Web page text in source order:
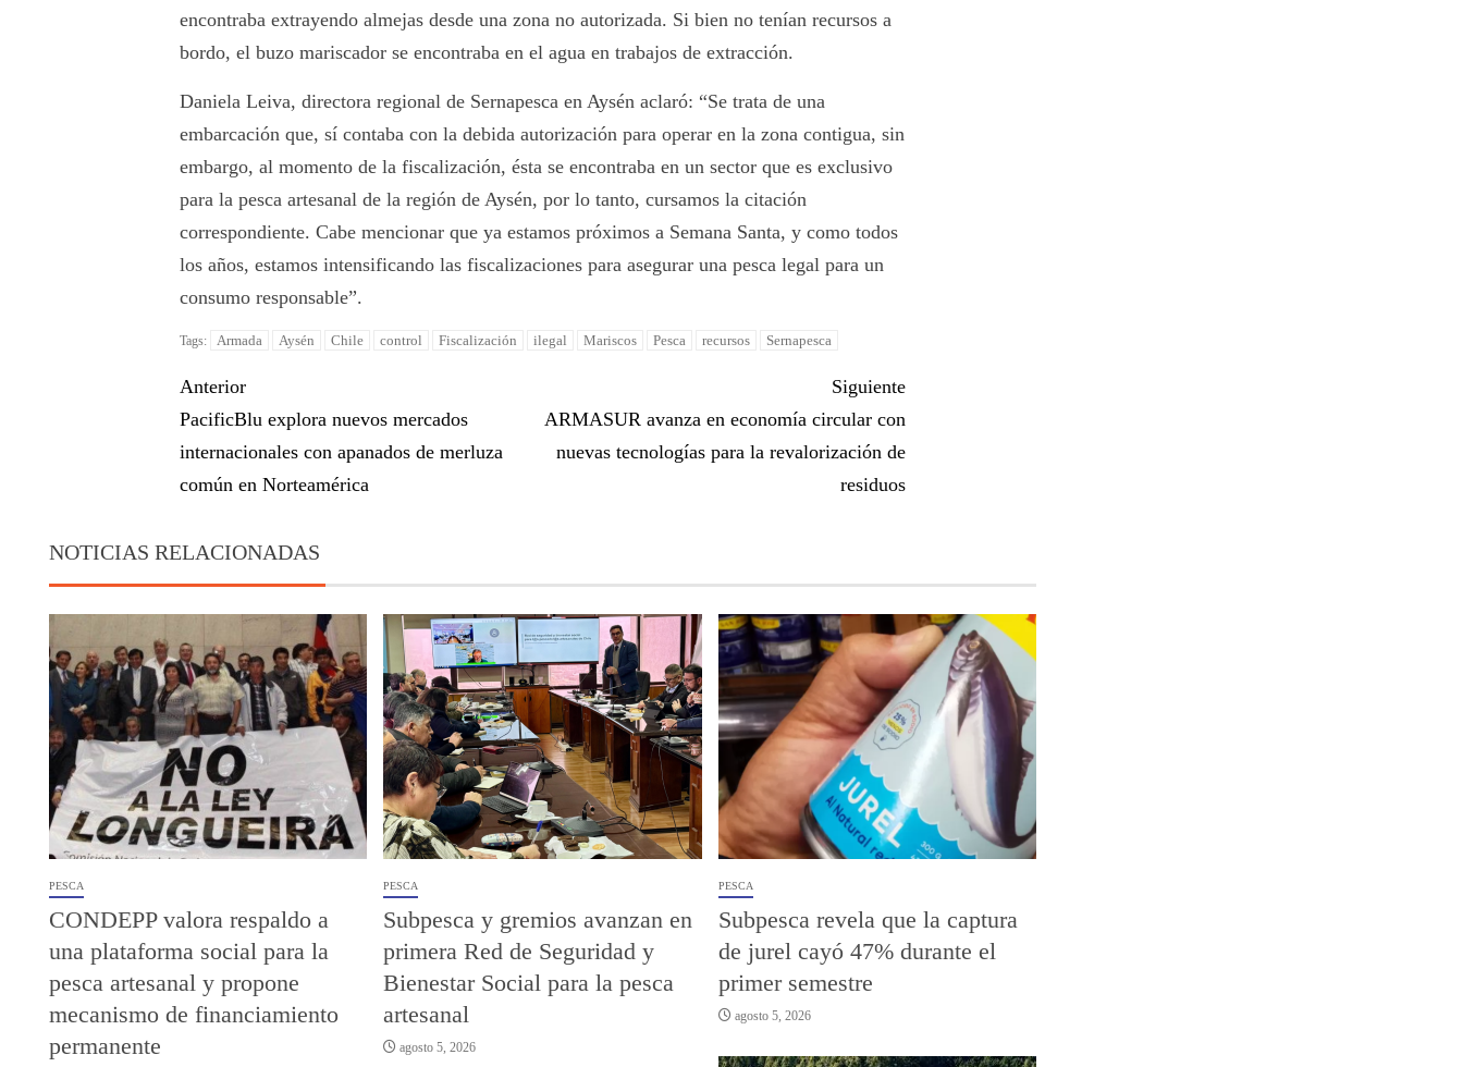
encontraba extrayendo almejas desde una zona no autorizada. Si bien no tenían recursos a
bordo, el buzo mariscador se encontraba en el agua en trabajos de extracción.
Daniela Leiva, directora regional de Sernapesca en Aysén aclaró: “Se trata de una
embarcación que, sí contaba con la debida autorización para operar en la zona contigua, sin
embargo, al momento de la fiscalización, ésta se encontraba en un sector que es exclusivo
para la pesca artesanal de la región de Aysén, por lo tanto, cursamos la citación
correspondiente. Cabe mencionar que ya estamos próximos a Semana Santa, y como todos
los años, estamos intensificando las fiscalizaciones para asegurar una pesca legal para un
consumo responsable”.
Tags: Armada Aysén Chile control Fiscalización ilegal Mariscos Pesca recursos Sernapesca
Anterior
PacificBlu explora nuevos mercados
internacionales con apanados de merluza
común en Norteamérica
Siguiente
ARMASUR avanza en economía circular con
nuevas tecnologías para la revalorización de
residuos
NOTICIAS RELACIONADAS
PESCA
CONDEPP valora respaldo a
una plataforma social para la
pesca artesanal y propone
mecanismo de financiamiento
permanente
PESCA
Subpesca y gremios avanzan en
primera Red de Seguridad y
Bienestar Social para la pesca
artesanal
agosto 5, 2026
PESCA
Subpesca revela que la captura
de jurel cayó 47% durante el
primer semestre
agosto 5, 2026